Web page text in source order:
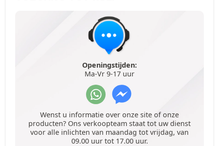
Openingstijden:
Ma-Vr 9-17 uur
Wenst u informatie over onze site of onze
producten? Ons verkoopteam staat tot uw dienst
voor alle inlichten van maandag tot vrijdag, van
09.00 uur tot 17.00 uur.